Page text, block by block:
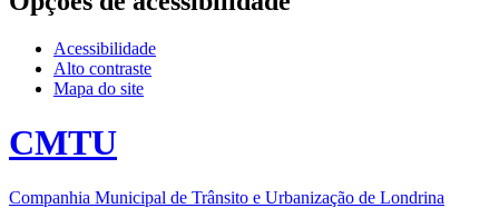
Acessibilidade
Alto contraste
Mapa do site
CMTU
Companhia Municipal de Trânsito e Urbanização de Londrina